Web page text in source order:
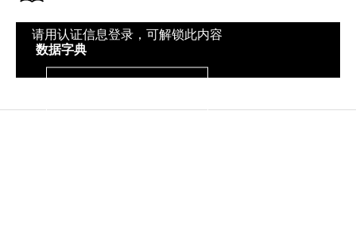
数据字典
请用认证信息登录，可解锁此内容